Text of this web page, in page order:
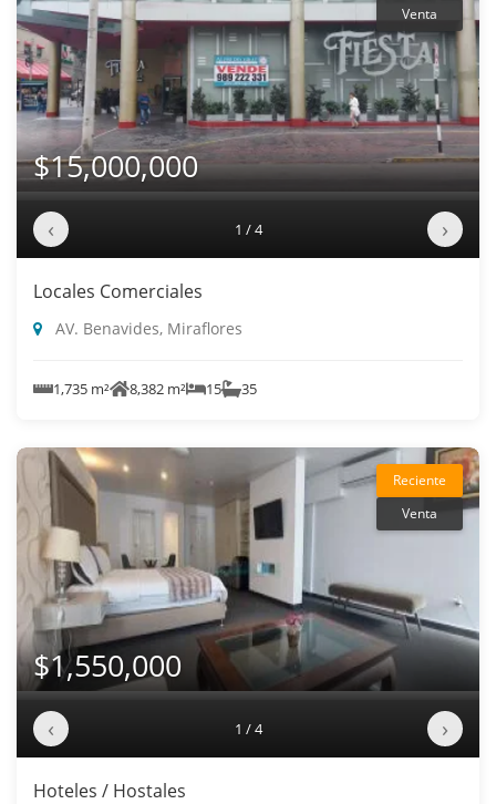
Venta
$15,000,000
‹ 1 / 4 ›
Locales Comerciales
AV. Benavides, Miraflores
1,735 m² 8,382 m² 15 35
Reciente
Venta
$1,550,000
‹ 1 / 4 ›
Hoteles / Hostales